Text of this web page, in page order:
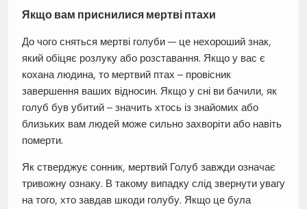
Якщо вам приснилися мертві птахи
До чого сняться мертві голуби — це нехороший знак,
який обіцяє розлуку або розставання. Якщо у вас є
кохана людина, то мертвий птах – провісник
завершення ваших відносин. Якщо у сні ви бачили, як
голуб був убитий – значить хтось із знайомих або
близьких вам людей може сильно захворіти або навіть
померти.
Як стверджує сонник, мертвий Голуб завжди означає
тривожну ознаку. В такому випадку слід звернути увагу
на того, хто завдав шкоди голубу. Якщо це була